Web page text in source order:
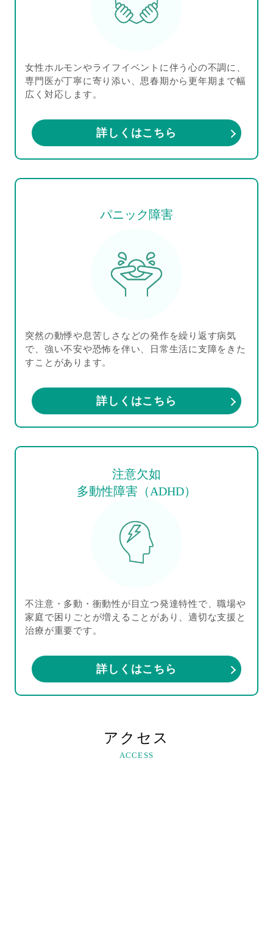
女性ホルモンやライフイベントに伴う心の不調に、
専門医が丁寧に寄り添い、思春期から更年期まで幅
広く対応します。
詳しくはこちら
パニック障害
突然の動悸や息苦しさなどの発作を繰り返す病気
で、強い不安や恐怖を伴い、日常生活に支障をきた
すことがあります。
詳しくはこちら
注意欠如
多動性障害（ADHD）
不注意・多動・衝動性が目立つ発達特性で、職場や
家庭で困りごとが増えることがあり、適切な支援と
治療が重要です。
詳しくはこちら
アクセス
ACCESS